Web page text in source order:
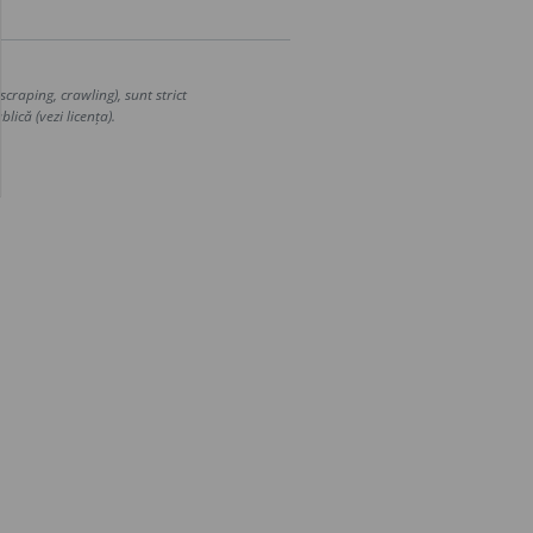
crawling), sunt strict
(vezi licența).